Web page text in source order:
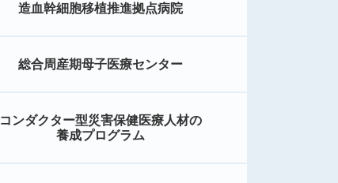
造血幹細胞移植推進拠点病院
総合周産期母子医療センター
コンダクター型災害保健医療人材の
養成プログラム